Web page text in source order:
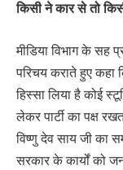
किसी ने कार से तो
मीडिया विभाग के सह
परिचय कराते हुए
हिस्सा लिया है कोई
लेकर पार्टी का पक्ष
विष्णु देव साय जी का
सरकार के कार्यों को